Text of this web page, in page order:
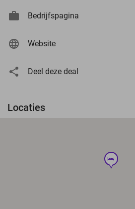
Bedrijfspagina
Website
Deel deze deal
Locaties
hotel